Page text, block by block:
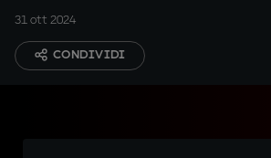
31 ott 2024
CONDIVIDI